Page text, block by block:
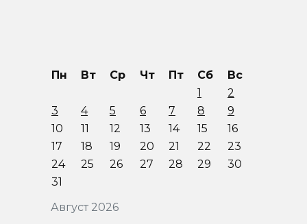
Август 2026
Пн Вт Ср Чт Пт Сб
Вс
1
2
3
4 5 6 7 8
9
10
11 12 13 14 15
16
17
18 19 20 21 22
23
24
25 26 27 28 29
30
31